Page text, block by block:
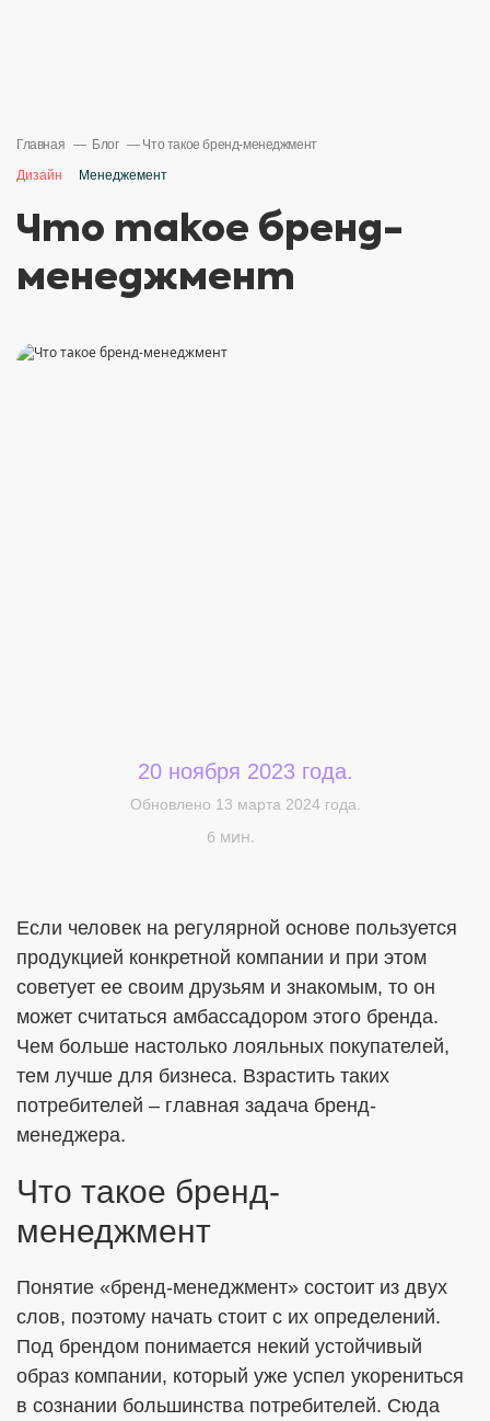
Я согласен с
соответствии с установленной формой
Главная Блог
Что такое бренд-менеджмент
Дизайн
Менеджемент
Что такое бренд-
менеджмент
20 ноября 2023 года.
Обновлено 13 марта 2024 года.
6 мин.
Если человек на регулярной основе пользуется
продукцией конкретной компании и при этом
советует ее своим друзьям и знакомым, то он
может считаться амбассадором этого бренда.
Чем больше настолько лояльных покупателей,
тем лучше для бизнеса. Взрастить таких
потребителей – главная задача бренд-
менеджера.
Что такое бренд-
менеджмент
Понятие «бренд-менеджмент» состоит из двух
слов, поэтому начать стоит с их определений.
Под брендом понимается некий устойчивый
образ компании, который уже успел укорениться
в сознании большинства потребителей. Сюда